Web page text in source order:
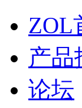
ZOL
产品
论坛